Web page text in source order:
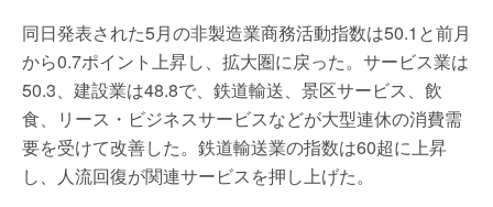
同日発表された5月の非製造業商務活動指数は50.1と前月
から0.7ポイント上昇し、拡大圏に戻った。サービス業は
50.3、建設業は48.8で、鉄道輸送、景区サービス、飲
食、リース・ビジネスサービスなどが大型連休の消費需
要を受けて改善した。鉄道輸送業の指数は60超に上昇
し、人流回復が関連サービスを押し上げた。